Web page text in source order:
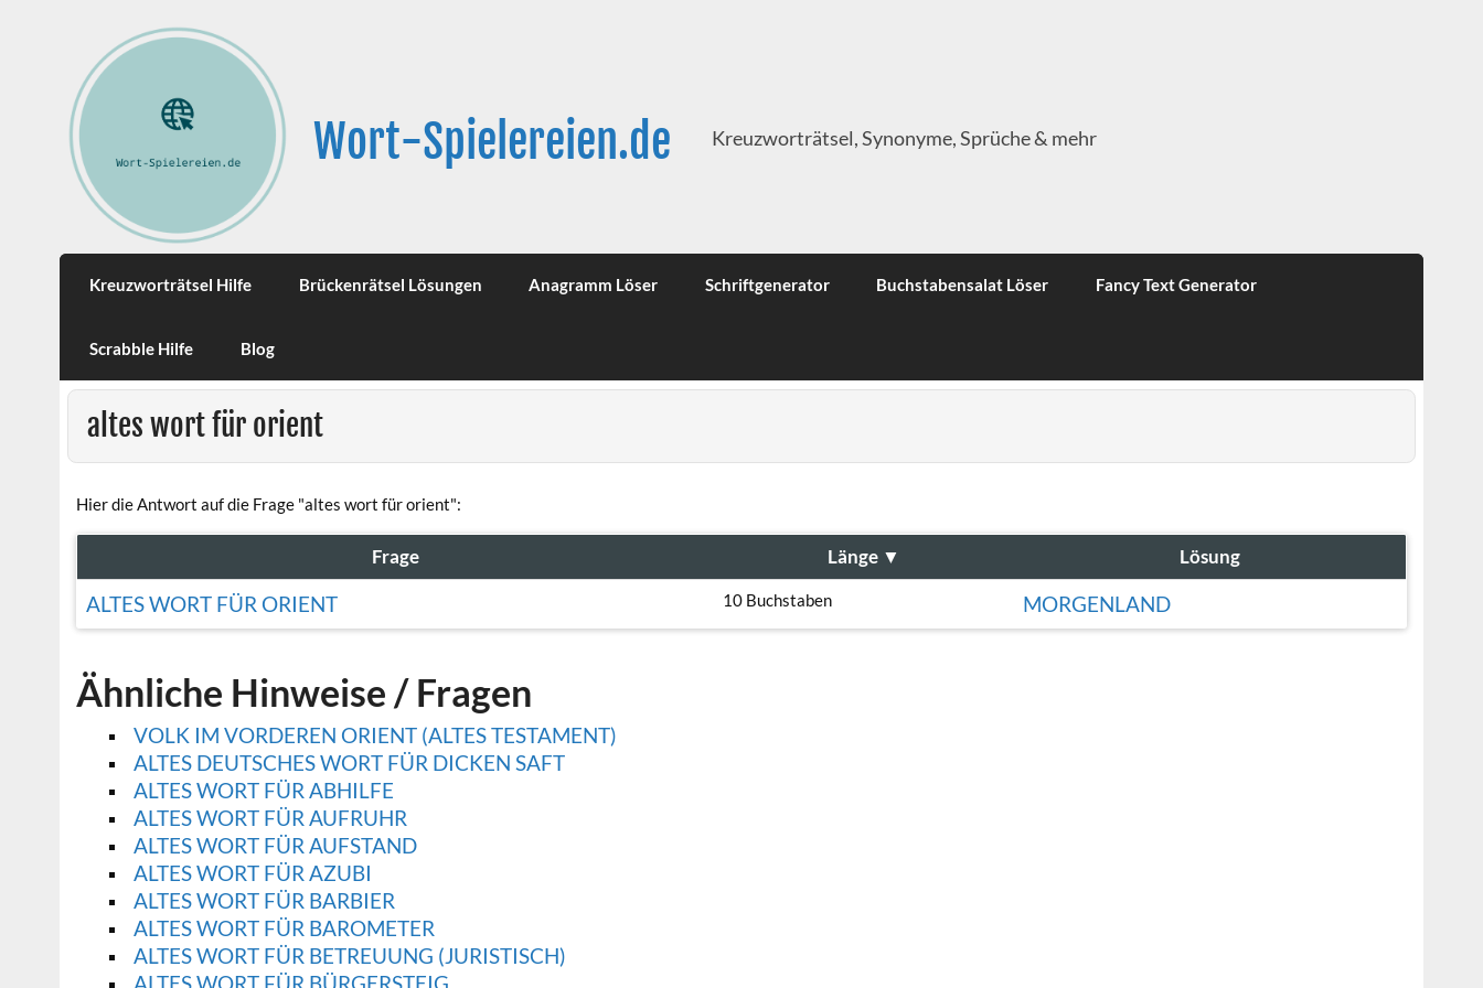
Wort-Spielereien.de Kreuzworträtsel, Synonyme, Sprüche & mehr
Kreuzworträtsel Hilfe Brückenrätsel Lösungen Anagramm Löser Schriftgenerator Buchstabensalat Löser Fancy Text Generator
Scrabble Hilfe Blog
altes wort für orient
Hier die Antwort auf die Frage "altes wort für orient":
Frage Länge ▼ Lösung
ALTES WORT FÜR ORIENT 10 Buchstaben MORGENLAND
Ähnliche Hinweise / Fragen
VOLK IM VORDEREN ORIENT (ALTES TESTAMENT)
ALTES DEUTSCHES WORT FÜR DICKEN SAFT
ALTES WORT FÜR ABHILFE
ALTES WORT FÜR AUFRUHR
ALTES WORT FÜR AUFSTAND
ALTES WORT FÜR AZUBI
ALTES WORT FÜR BARBIER
ALTES WORT FÜR BAROMETER
ALTES WORT FÜR BETREUUNG (JURISTISCH)